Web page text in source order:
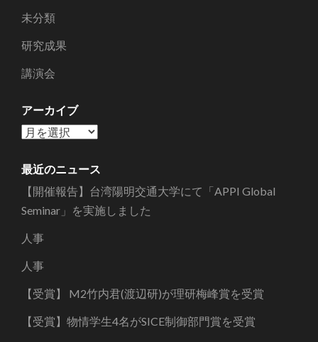
未分類
研究成果
講演会
アーカイブ
ア
カ
イ
ブ
最近のニュース
【開催報告】台湾陽明交通大学にて「APPI Global
Seminar」を実施しました
人事
人事
【受賞】 M2竹内君(渡辺研)が理研梅峰賞を受賞
【受賞】物情学生4名がSICE制御部門賞を受賞